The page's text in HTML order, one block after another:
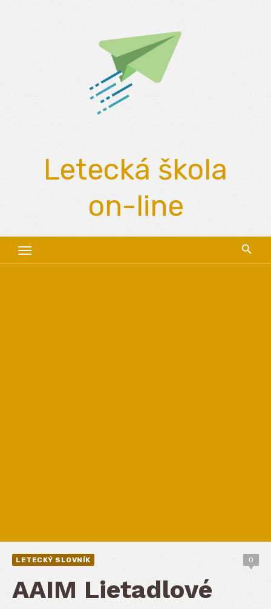
Letecká škola
on-line
LETECKÝ SLOVNÍK 0
AAIM Lietadlové